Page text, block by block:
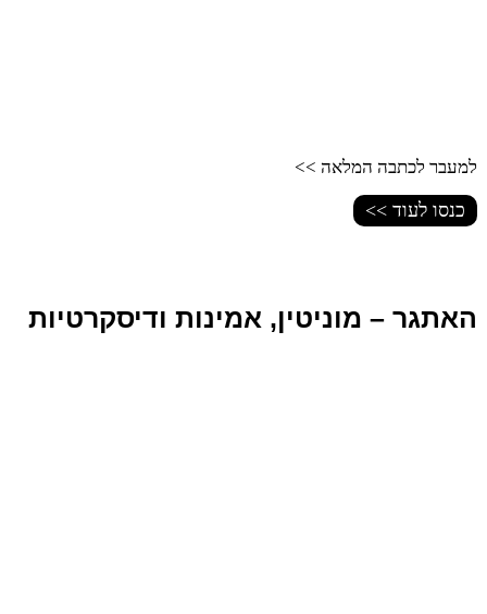
למעבר לכתבה המלאה >>
כנסו לעוד >>
האתגר – מוניטין, אמינות ודיסקרטיות